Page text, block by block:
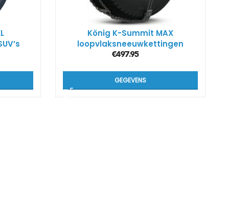
König K-Summit MAX
loopvlaksneeuwkettingen
€497.95
GEGEVENS